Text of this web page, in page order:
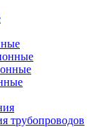
трубопроводов